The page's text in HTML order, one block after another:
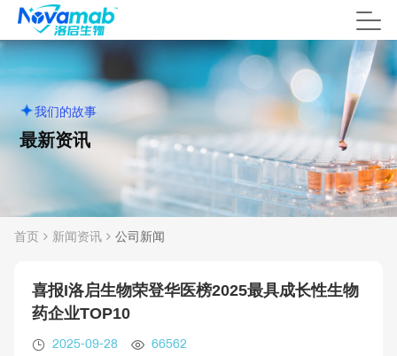
我们的故事
最新资讯
首页 新闻资讯 公司新闻
喜报I洛启生物荣登华医榜2025最具成长性生物
药企业TOP10
2025-09-28 66562